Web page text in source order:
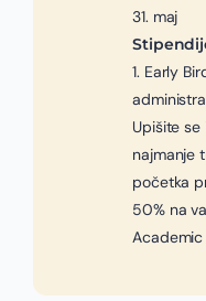
31. maj
1. Early
Upišite
najmanje
početka
50% na